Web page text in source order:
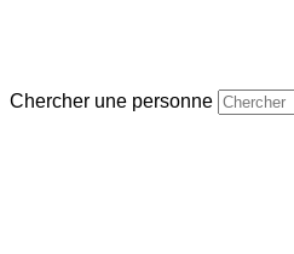
Chercher une personne